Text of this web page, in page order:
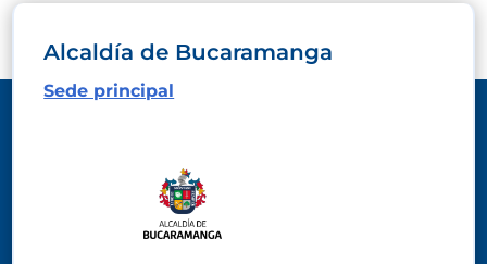
Alcaldía de Bucaramanga
Sede principal